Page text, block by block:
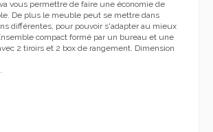
vous permettre de faire une économie de
De plus le meuble peut se mettre dans
différentes, pour pouvoir s'adapter au mieux
compact formé par un bureau et une
2 tiroirs et 2 box de rangement. Dimension